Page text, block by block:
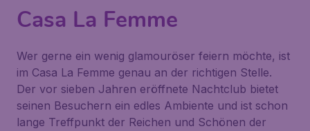
Casa La Femme
Wer gerne ein wenig glamouröser feiern möchte, ist
im Casa La Femme genau an der richtigen Stelle.
Der vor sieben Jahren eröffnete Nachtclub bietet
seinen Besuchern ein edles Ambiente und ist schon
lange Treffpunkt der Reichen und Schönen der